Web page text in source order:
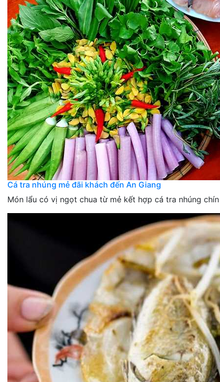
Cá tra nhúng mẻ đãi khách đến An Giang
Món lẩu có vị ngọt chua từ mẻ kết hợp cá tra nhúng